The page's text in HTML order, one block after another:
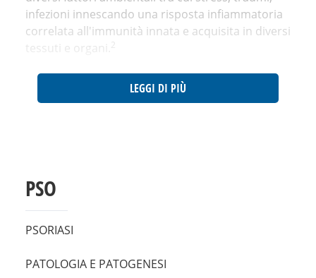
infezioni innescando una risposta infiammatoria
correlata all'immunità innata e acquisita in diversi
tessuti e organi.
2
LEGGI DI PIÙ
PSO
PSORIASI
PATOLOGIA E PATOGENESI